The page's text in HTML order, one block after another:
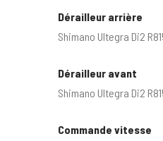
Dérailleur arrière
Shimano Ultegra Di2
Dérailleur avant
Shimano Ultegra Di2
Commande vitesse